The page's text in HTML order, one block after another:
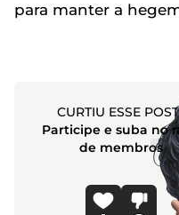
para manter a
CURTIU ESSE
Participe e suba no
de membros